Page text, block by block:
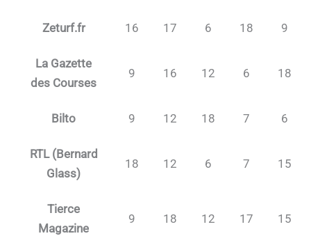
Zeturf.fr 16 17 6 18 9
La Gazette
des Courses
9 16 12 6 18
Bilto 9 12 18 7 6
RTL (Bernard
Glass)
18 12 6 7 15
Tierce
Magazine
9 18 12 17 15